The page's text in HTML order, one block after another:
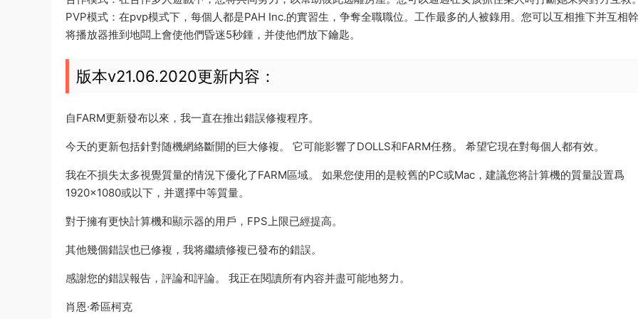
PVP模式：在pvp模式下，每個人都是PAH Inc.的實習生，争奪全職職位。工作最多的人被錄用。您可以互相推下并互相
将播放器推到地闆上會使他們昏迷5秒鍾，并使他們放下鑰匙。
版本v21.06.2020更新内容：
自FARM更新發布以來，我一直在推出錯誤修複程序。
今天的更新包括針對随機網絡斷開的巨大修複。 它可能影響了DOLLS和FARM任務。 希望它現在對每個人都有效。
我在不損失太多視覺質量的情況下優化了FARM區域。 如果您使用的是較舊的PC或Mac，建議您将計算機的質量設置爲
1920×1080或以下，并選擇中等質量。
對于擁有更快計算機和顯示器的用戶，FPS上限已經提高。
其他幾個錯誤也已修複，我将繼續修複已發布的錯誤。
感謝您的錯誤報告，評論和評論。 我正在閱讀所有内容并盡可能地努力。
肖恩·希區柯克